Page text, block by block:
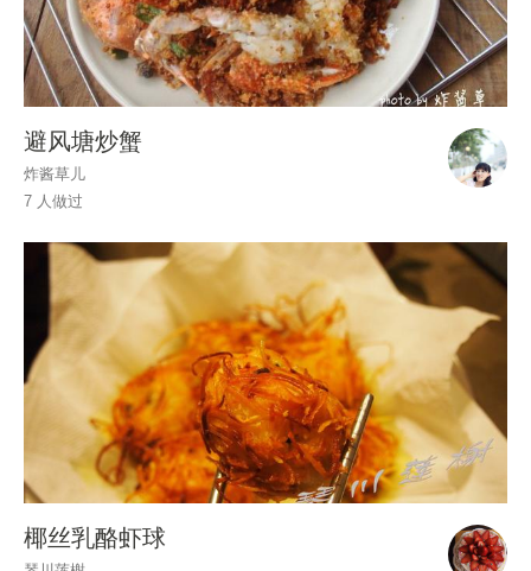
避风塘炒蟹
炸酱草儿
7 人做过
椰丝乳酪虾球